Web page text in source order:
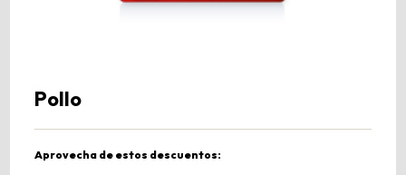
Pollo
Aprovecha de estos descuentos: